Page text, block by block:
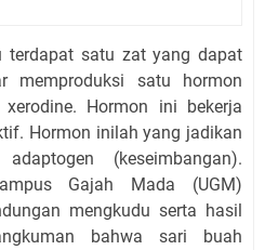
terdapat satu zat yang dapat
memproduksi satu hormon
Hormon ini bekerja
Hormon inilah yang jadikan
(keseimbangan).
Gajah Mada (UGM)
mengkudu serta hasil
bahwa sari buah